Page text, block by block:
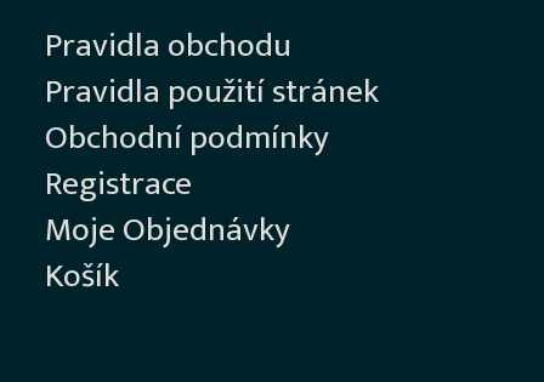
Pravidla obchodu
Pravidla použití stránek
Obchodní podmínky
Registrace
Moje Objednávky
Košík